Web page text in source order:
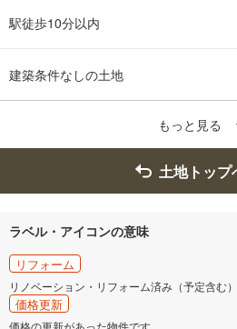
駅徒歩10分以内
建築条件なしの土地
もっと見る
土地トップ
ラベル・アイコンの意味
リフォーム
リノベーション・リフォーム済み（予定含む
価格更新